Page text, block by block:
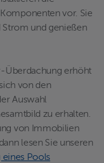
vor. Sie
Strom und genießen
Überdachung erhöht
von den
Auswahl
zu erhalten.
von Immobilien
lesen Sie unseren
eines Pools